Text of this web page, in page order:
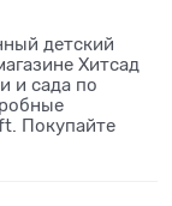
детский
Хитсад
и сада по
Покупайте